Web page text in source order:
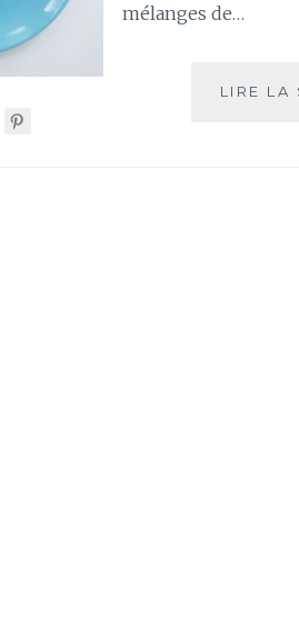
mélanges de…
LIRE LA